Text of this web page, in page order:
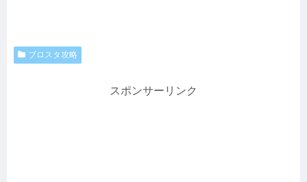
ブロスタ攻略
スポンサーリンク